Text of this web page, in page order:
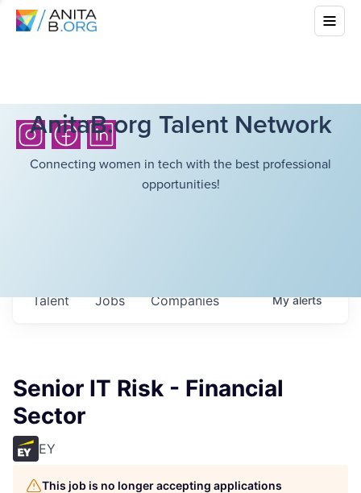
AnitaB.org Talent Network
Connecting women in tech with the best professional
opportunities!
Jobs Companies
Talent Myalerts
Senior IT Risk - Financial
Sector
EY
This job is no longer accepting applications